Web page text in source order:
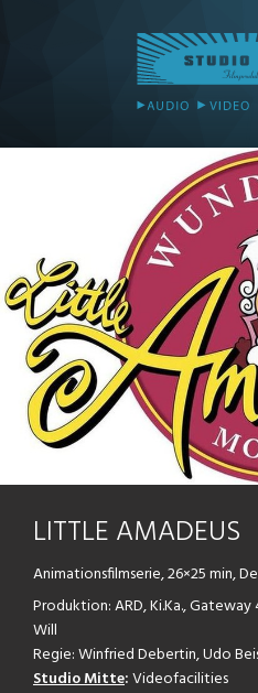
LITTLE AMADEUS
Animationsfilmserie, 26×25 min,
Produktion: ARD, Ki.Ka.,
Will
Regie: Winfried Debertin, Udo
Studio Mitte:Videofacilities